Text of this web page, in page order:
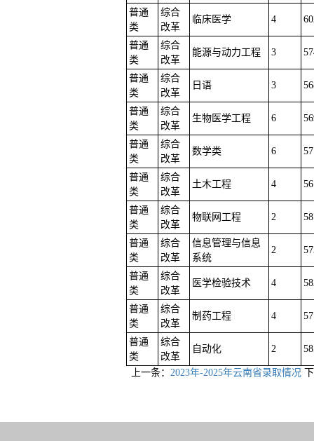
普通
类
综合
改革
临床医学 4
普通
类
综合
改革
能源与动力工程 3
普通
类
综合
改革
日语 3
普通
类
综合
改革
生物医学工程 6
普通
类
综合
改革
数学类 6
普通
类
综合
改革
土木工程 4
普通
类
综合
改革
物联网工程 2
普通
类
综合
改革
信息管理与信息
系统
2
普通
类
综合
改革
医学检验技术 4
普通
类
综合
改革
制药工程 4
普通
类
综合
改革
自动化 2
上一条： 2023年-2025年云南省录取情况